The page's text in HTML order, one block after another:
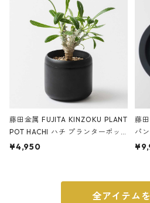
藤田金属 FUJITA KINZOKU PLANT
POT HACHI ハチ プランターポッ
ト 3号 ブラック
¥4,950
藤
パ
m
全アイテム